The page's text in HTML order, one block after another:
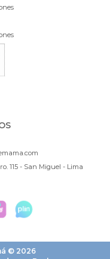
115 - San Miguel - Lima
© 2026